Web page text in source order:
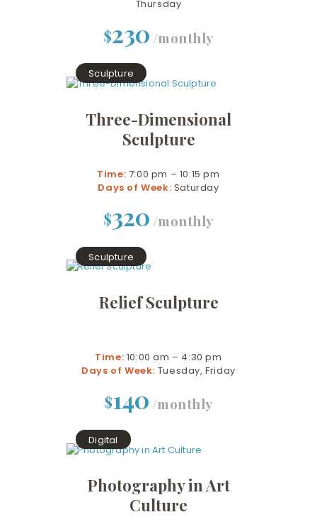
Thursday
$230 /monthly
Sculpture
Three-Dimensional
Sculpture
Time: 7:00 pm – 10:15 pm
Days of Week: Saturday
$320 /monthly
Sculpture
Relief Sculpture
Time: 10:00 am – 4:30 pm
Days of Week: Tuesday, Friday
$140 /monthly
Digital
Photography in Art
Culture